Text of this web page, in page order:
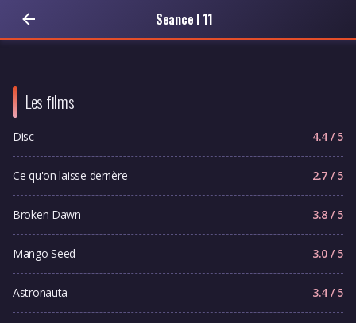
Seance I 11
Les films
Disc 4.4 / 5
Ce qu'on laisse derrière 2.7 / 5
Broken Dawn 3.8 / 5
Mango Seed 3.0 / 5
Astronauta 3.4 / 5